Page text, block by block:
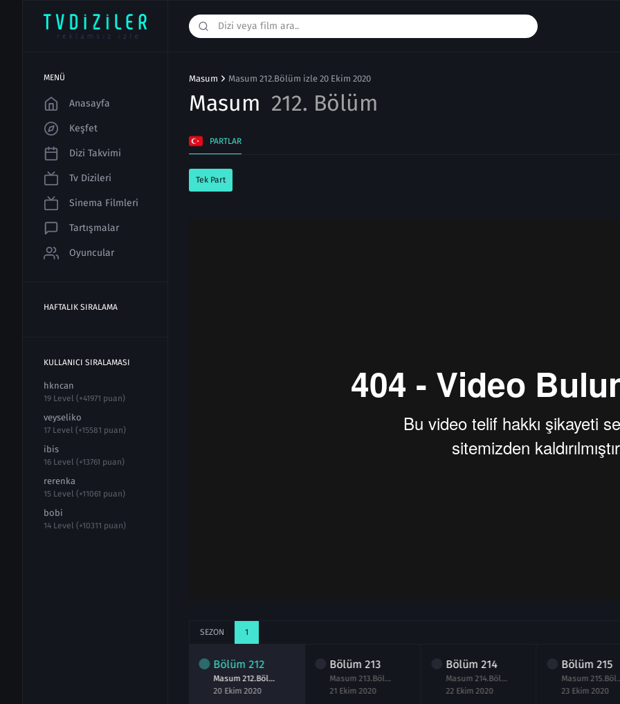
MENÜ
Anasayfa
Keşfet
Dizi Takvimi
Tv Dizileri
Sinema Filmleri
Tartışmalar
Oyuncular
HAFTALIK SIRALAMA
KULLANICI SIRALAMASI
hkncan
19 Level (+41971 puan)
veyseliko
17 Level (+15581 puan)
ibis
16 Level (+13761 puan)
rerenka
15 Level (+11061 puan)
bobi
14 Level (+10311 puan)
Masum Masum 212.Bölüm izle 20 Ekim 2020
Masum 212. Bölüm
PARTLAR
Tek Part
SEZON 1
Bölüm212
Masum 212.Bölüm izle 20 Ekim 2020
20 Ekim 2020
Bölüm213
Masum 213.Bölüm izle 21 Ekim 2020
21 Ekim 2020
Bölüm214
Masum 214.Bölüm izle 22 Ekim 2020
22 Ekim 2020
Bölüm215
Masum
23 Ekim 2020